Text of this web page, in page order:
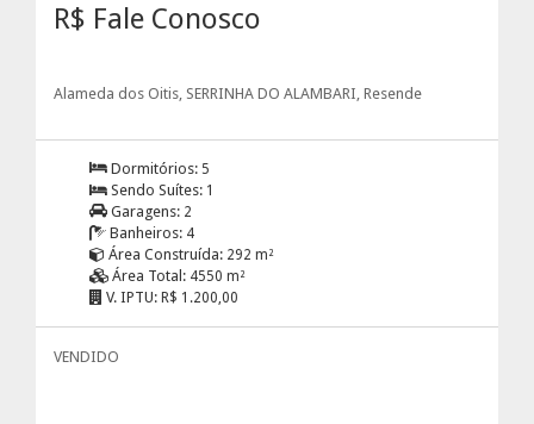
R$ Fale Conosco
Alameda dos Oitis, SERRINHA DO ALAMBARI, Resende
Dormitórios: 5
Sendo Suítes: 1
Garagens: 2
Banheiros: 4
Área Construída: 292 m²
Área Total: 4550 m²
V. IPTU: R$ 1.200,00
VENDIDO